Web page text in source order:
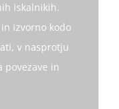
iskalnikih.
izvorno kodo
v nasprotju
povezave in